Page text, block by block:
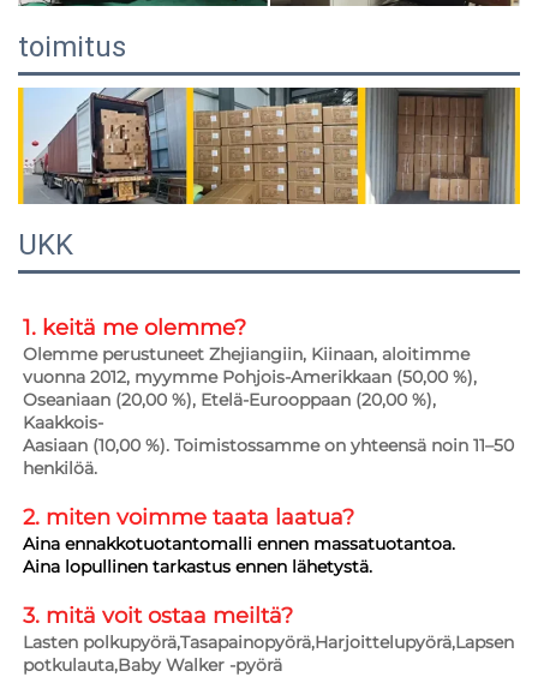
toimitus
UKK
1. keitä me olemme?
Olemme perustuneet Zhejiangiin, Kiinaan, aloitimme
vuonna 2012, myymme Pohjois-Amerikkaan (50,00 %),
Oseaniaan (20,00 %), Etelä-Eurooppaan (20,00 %),
Kaakkois-
Aasiaan (10,00 %). Toimistossamme on yhteensä noin 11–50
henkilöä.
2. miten voimme taata laatua?
Aina ennakkotuotantomalli ennen massatuotantoa.
Aina lopullinen tarkastus ennen lähetystä.
3. mitä voit ostaa meiltä?
Lasten polkupyörä,Tasapainopyörä,Harjoittelupyörä,Lapsen
potkulauta,Baby Walker -pyörä